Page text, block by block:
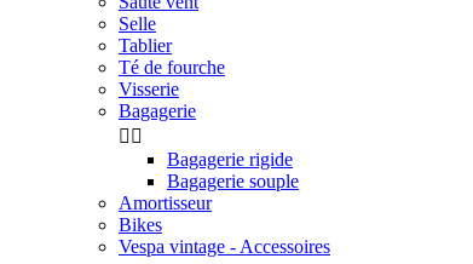
Selle
Tablier
Té de fourche
Visserie
Bagagerie
 
Bagagerie rigide
Bagagerie souple
Amortisseur
Bikes
Vespa vintage - Accessoires